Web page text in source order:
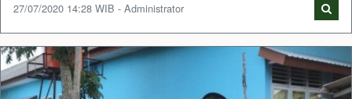
27/07/2020 14:28 WIB - Administrator